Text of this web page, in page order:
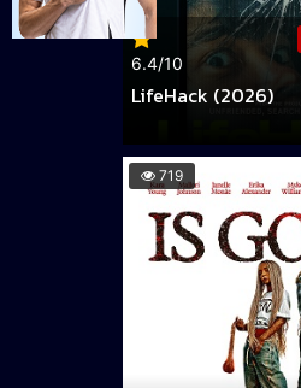
6.4/10
LifeHack (2026)
719